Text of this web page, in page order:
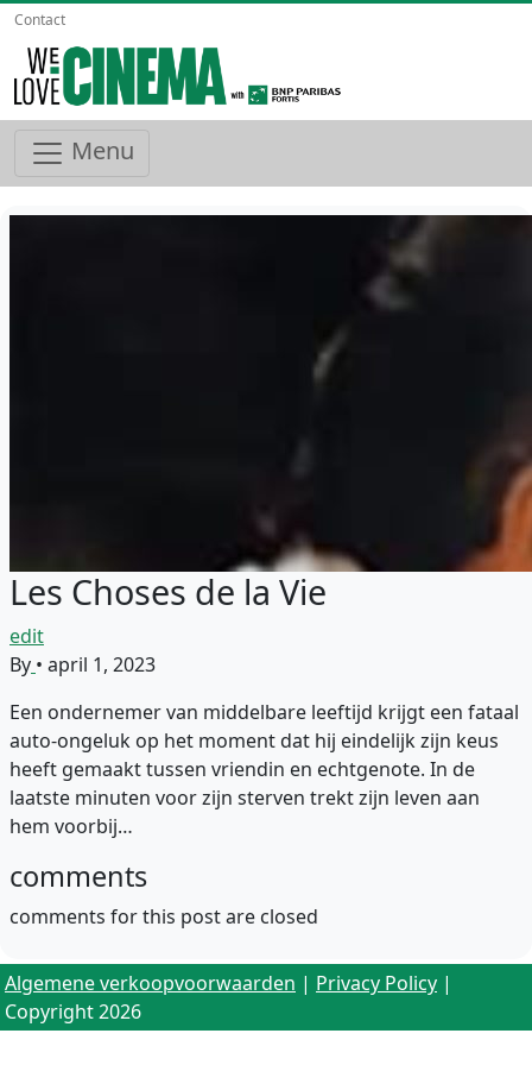
Contact
Menu
Les Choses de la Vie
edit
By • april 1, 2023
Een ondernemer van middelbare leeftijd krijgt een fataal
auto-ongeluk op het moment dat hij eindelijk zijn keus
heeft gemaakt tussen vriendin en echtgenote. In de
laatste minuten voor zijn sterven trekt zijn leven aan
hem voorbij…
comments
comments for this post are closed
Algemene verkoopvoorwaarden | Privacy Policy |
Copyright 2026